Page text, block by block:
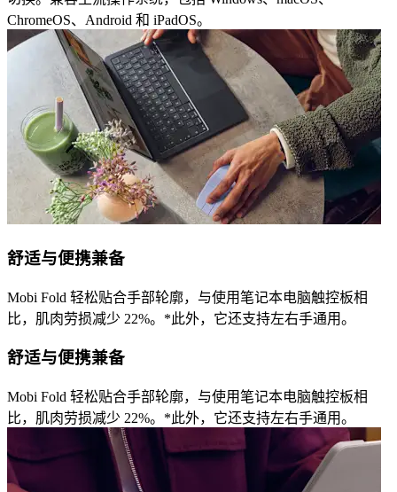
ChromeOS、Android 和 iPadOS。
舒适与便携兼备
Mobi Fold 轻松贴合手部轮廓，与使用笔记本电脑触控板相
比，肌肉劳损减少 22%。*此外，它还支持左右手通用。
舒适与便携兼备
Mobi Fold 轻松贴合手部轮廓，与使用笔记本电脑触控板相
比，肌肉劳损减少 22%。*此外，它还支持左右手通用。